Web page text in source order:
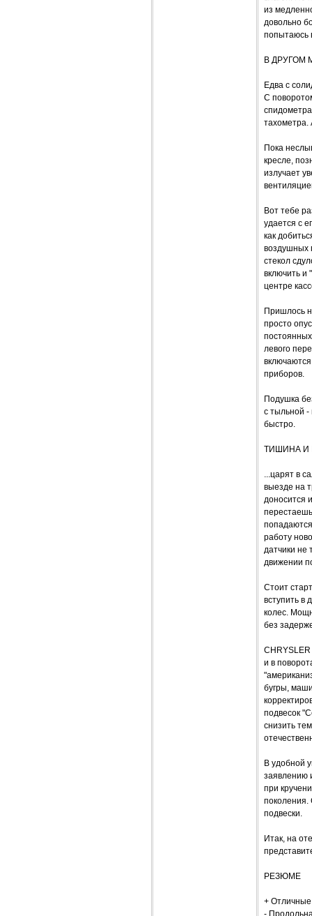
из
довольно
попытаюсь
В ДРУГОМ
Едва с
С
тахометра.
Пока
кресле,
излучает
Вот тебе
удается с
как
воздушных
стекол
включить и
центре
Пришлось
просто
левого
приборов.
Подушка
с тыльной
быстро.
ТИШИНА И
...царят в
выезде на
доносится
работу
датчики не
движении
Стоит
вступить в
колес.
без
и в
бугры,
подвесок
снизить
В удобной
заявлению
при
поколения.
подвески.
Итак, на
РЕЗЮМЕ
+ Отличные